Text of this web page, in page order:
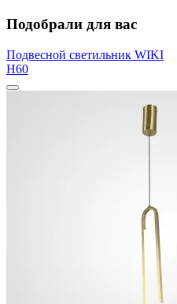
Подобрали для вас
Подвесной светильник WIKI
H60